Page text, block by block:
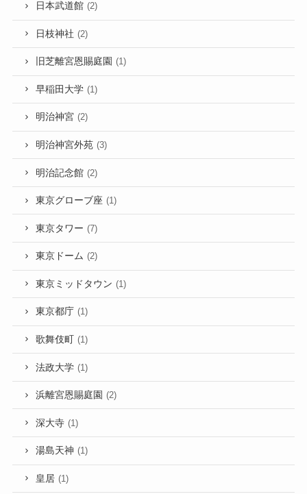
日本武道館 (2)
日枝神社 (2)
旧芝離宮恩賜庭園 (1)
早稲田大学 (1)
明治神宮 (2)
明治神宮外苑 (3)
明治記念館 (2)
東京グローブ座 (1)
東京タワー (7)
東京ドーム (2)
東京ミッドタウン (1)
東京都庁 (1)
歌舞伎町 (1)
法政大学 (1)
浜離宮恩賜庭園 (2)
深大寺 (1)
湯島天神 (1)
皇居 (1)